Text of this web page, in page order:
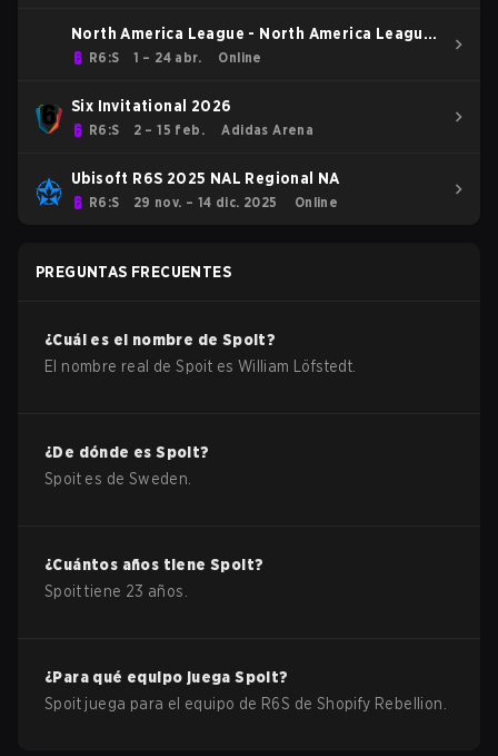
North America League - North America League
Kickoff
R6:S 1 – 24 abr. Online
Six Invitational 2026
R6:S 2 – 15 feb. Adidas Arena
Ubisoft R6S 2025 NAL Regional NA
R6:S 29 nov. – 14 dic. 2025 Online
PREGUNTAS FRECUENTES
¿Cuál es el nombre de Spoit?
El nombre real deSpoit es William Löfstedt
¿De dónde esSpoit?
Spoit es de Sweden
¿Cuántos años tiene Spoit?
Spoittiene 23 años.
¿Para qué equipo juegaSpoit?
Spoit juega para el equipo de R6S de Shopify Rebellion